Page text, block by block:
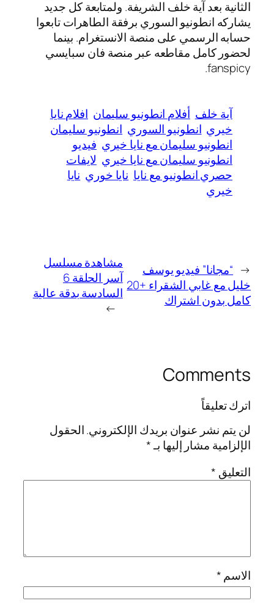
الثانية بعد آية خلف الشريفة. ولمتابعة كل جديد
يشاركه انطونيو السوري برفقة الطاهرات تابعوا
حسابه الرسمي على منصة الانستغرام. بينما
لحضور كامل مقاطعه عبر منصة فان سبايسي
fanspicy.
آية خلف أفلام انطونيو سليمان افلام نايا
خيري انطونيو السوري انطونيو سليمان
انطونيو سليمان مع نايا خيري فيديو
انطونيو سليمان مع نايا خيري لايفات
حصري انطونيو مع نايا نايا خوري نايا
خيري
← “مجانا” فيديو يوسف
خليل مع غابي الشقراء +20
كامل بدون اشتراك
مشاهدة مسلسل
آسر الحلقة 6
السادسة بدقة عالية
→
Comments
اترك تعليقاً
لن يتم نشر عنوان بريدك الإلكتروني.الحقول
الإلزامية مشار إليها بـ*
التعليق *
الاسم*